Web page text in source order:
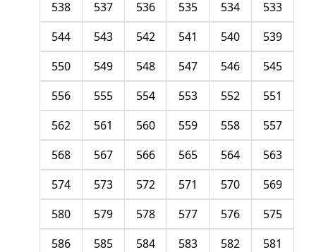
533
534
535
536
537
538
539
540
541
542
543
544
545
546
547
548
549
550
551
552
553
554
555
556
557
558
559
560
561
562
563
564
565
566
567
568
569
570
571
572
573
574
575
576
577
578
579
580
581
582
583
584
585
586